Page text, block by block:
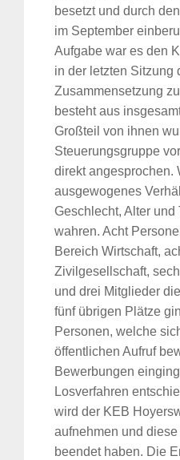
besetzt und durch
im September
Aufgabe war es den
in der letzten Sitzung
Zusammensetzung
besteht aus
Großteil von ihnen
Steuerungsgruppe
direkt angesprochen.
ausgewogenes
Geschlecht, Alter und
wahren. Acht
Bereich Wirtschaft,
Zivilgesellschaft,
und drei Mitglieder
fünf übrigen Plätze
Personen, welche
öffentlichen Aufruf
Bewerbungen
Losverfahren
wird der KEB
aufnehmen und
beendet haben. Die